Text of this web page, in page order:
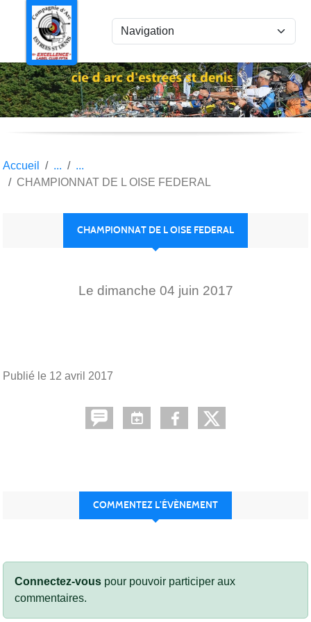
Accueil
CHAMPIONNAT DE L OISE FEDERAL
CHAMPIONNAT DE L OISE FEDERAL
Le dimanche 04 juin 2017
Publié le 12 avril 2017
COMMENTEZ L’ÉVÈNEMENT
Connectez-vous pour pouvoir participer aux
commentaires.
Panneau de gestion des cookies